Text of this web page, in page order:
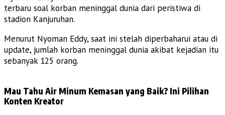
terbaru soal korban meninggal dunia dari peristiwa di
stadion Kanjuruhan.
Menurut Nyoman Eddy, saat ini stelah diperbaharui atau di
update, jumlah korban meninggal dunia akibat kejadian itu
sebanyak 125 orang.
Mau Tahu Air Minum Kemasan yang Baik? Ini Pilihan
Konten Kreator